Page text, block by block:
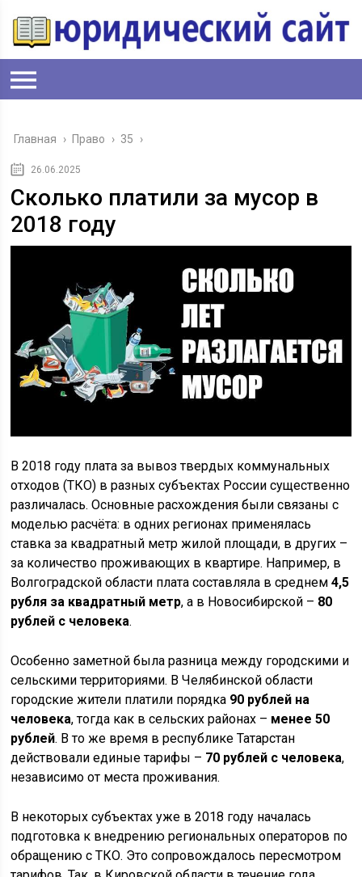
Главная › Право › 35 ›
26.06.2025
Сколько платили за мусор в
2018 году
В 2018 году плата за вывоз твердых коммунальных
отходов (ТКО) в разных субъектах России существенно
различалась. Основные расхождения были связаны с
моделью расчёта: в одних регионах применялась
ставка за квадратный метр жилой площади, в других –
за количество проживающих в квартире. Например, в
Волгоградской области плата составляла в среднем4,5
рубля за квадратный метр, а в Новосибирской – 80
рублей с человека.
Особенно заметной была разница между городскими и
сельскими территориями. В Челябинской области
городские жители платили порядка 90 рублей на
человека, тогда как в сельских районах – менее 50
рублей. В то же время в республике Татарстан
действовали единые тарифы – 70 рублей с человека,
независимо от места проживания.
В некоторых субъектах уже в 2018 году началась
подготовка к внедрению региональных операторов по
обращению с ТКО. Это сопровождалось пересмотром